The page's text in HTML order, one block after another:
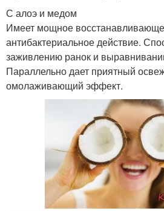
С алоэ и медом
Имеет мощное
антибактериальное действие.
заживлению ранок и
Параллельно дает приятный
омолаживающий эффект.